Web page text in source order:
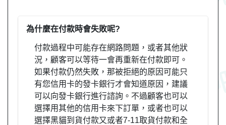
為什麼在付款時會失敗呢?
付款過程中可能存在網路問題，或者其他狀
況，顧客可以等待一會再重新在付款即可。
如果付款仍然失敗，那被拒絕的原因可能只
有您信用卡的發卡銀行才會知道原因，建議
可以向發卡銀行進行諮詢。不過顧客也可以
選擇用其他的信用卡來下訂單，或者也可以
選擇黑貓到貨付款又或者7-11取貨付款和全